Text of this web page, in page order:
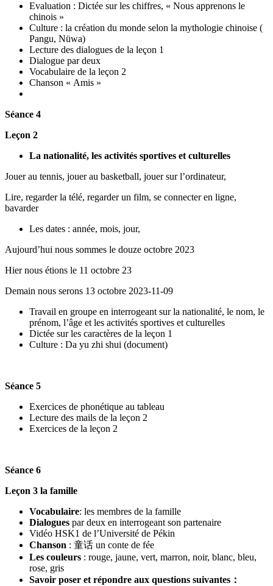
Evaluation : Dictée sur les chiffres, « Nous apprenons le
chinois »
Culture : la création du monde selon la mythologie chinoise (
Pangu, Nüwa)
Lecture des dialogues de la leçon 1
Dialogue par deux
Vocabulaire de la leçon 2
Chanson « Amis »
Séance 4
Leçon 2
La nationalité, les activités sportives et culturelles
Jouer au tennis, jouer au basketball, jouer sur l’ordinateur,
Lire, regarder la télé, regarder un film, se connecter en ligne,
bavarder
Les dates : année, mois, jour,
Aujourd’hui nous sommes le douze octobre 2023
Hier nous étions le 11 octobre 23
Demain nous serons 13 octobre 2023-11-09
Travail en groupe en interrogeant sur la nationalité, le nom, le
prénom, l’âge et les activités sportives et culturelles
Dictée sur les caractères de la leçon 1
Culture : Da yu zhi shui (document)
Séance 5
Exercices de phonétique au tableau
Lecture des mails de la leçon 2
Exercices de la leçon 2
Séance 6
Leçon 3 la famille
Vocabulaire: les membres de la famille
Dialogues par deux en interrogeant son partenaire
Vidéo HSK1 de l’Université de Pékin
Chanson : 童话 un conte de fée
Les couleurs : rouge, jaune, vert, marron, noir, blanc, bleu,
rose, gris
Savoir poser et répondre aux questions suivantes：